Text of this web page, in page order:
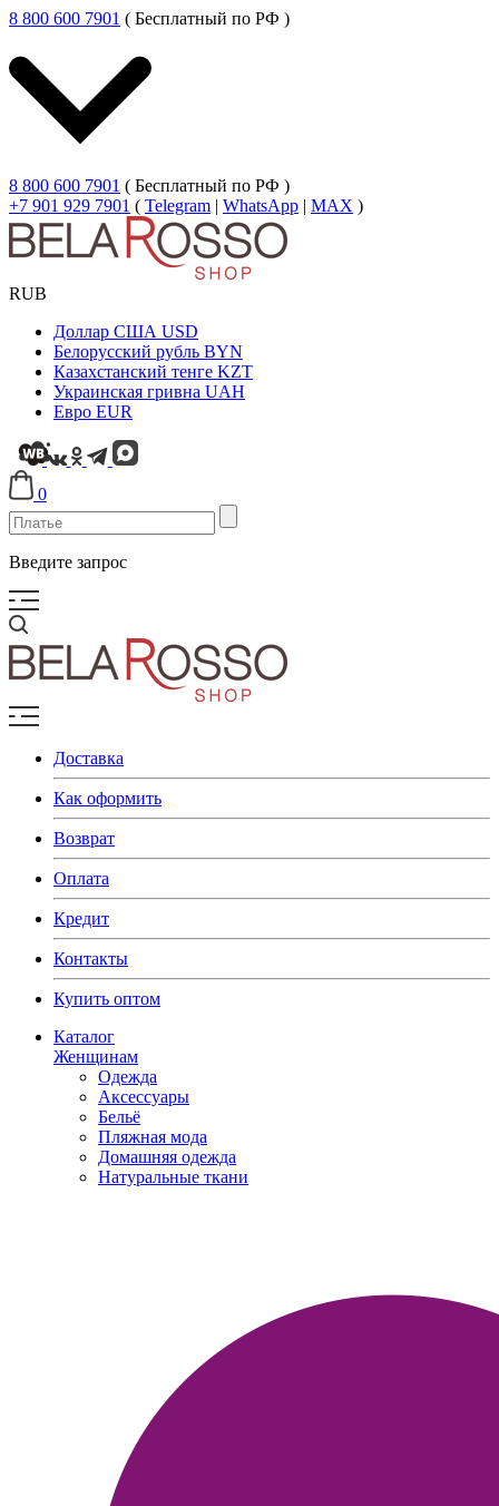
8 800 600 7901 ( Бесплатный по РФ )
8 800 600 7901 ( Бесплатный по РФ )
+7 901 929 7901 ( Telegram | WhatsApp | MAX )
RUB
Доллар США USD
Белорусский рубль BYN
Казахстанский тенге KZT
Украинская гривна UAH
Евро EUR
0
Введите запрос
Доставка
Как оформить
Возврат
Оплата
Кредит
Контакты
Купить оптом
Каталог
Женщинам
Одежда
Аксессуары
Бельё
Пляжная мода
Домашняя одежда
Натуральные ткани